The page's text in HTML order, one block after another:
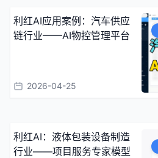
利红AI应用案例：汽车供应
链行业——AI物控管理平台
2026-04-25
利红AI：液体包装设备制造
行业——项目服务专家模型